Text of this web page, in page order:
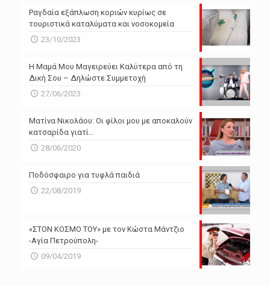
Ραγδαία εξάπλωση κοριών κυρίως σε
τουριστικά καταλύματα και νοσοκομεία
23/10/2023
Η Μαμά Μου Μαγειρεύει Καλύτερα από τη
Δική Σου – Δηλώστε Συμμετοχή
27/06/2023
Ματίνα Νικολάου: Οι φίλοι μου με αποκαλούν
κατσαρίδα γιατί…
28/06/2020
Ποδόσφαιρο για τυφλά παιδιά
22/08/2019
«ΣΤΟΝ ΚΟΣΜΟ ΤΟΥ» με τον Κώστα Μάντζιο
-Αγία Πετρούπολη-
09/04/2019